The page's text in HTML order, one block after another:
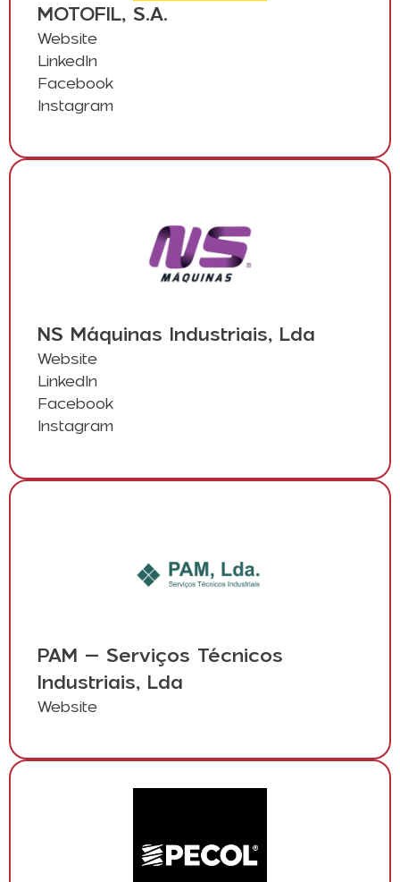
MOTOFIL, S.A.
Website
LinkedIn
Facebook
Instagram
NS Máquinas Industriais, Lda
Website
LinkedIn
Facebook
Instagram
PAM – Serviços Técnicos
Industriais, Lda
Website